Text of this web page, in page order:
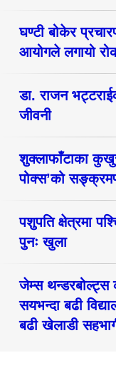
घण्टी बोकेर
आयोगले लगायो
डा. राजन
जीवनी
शुक्लाफाँटाका
पोक्स’को
पशुपति क्षेत्रमा
पुनः खुला
जेम्स
सयभन्दा बढी
बढी खेलाडी